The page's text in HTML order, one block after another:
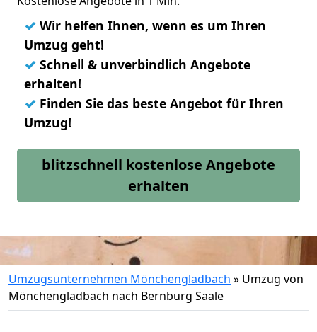
✓ Wir helfen Ihnen, wenn es um Ihren
Umzug geht!
✓ Schnell & unverbindlich Angebote
erhalten!
✓ Finden Sie das beste Angebot für Ihren
Umzug!
blitzschnell kostenlose Angebote
erhalten
Umzugsunternehmen Mönchengladbach » Umzug von
Mönchengladbach nach Bernburg Saale